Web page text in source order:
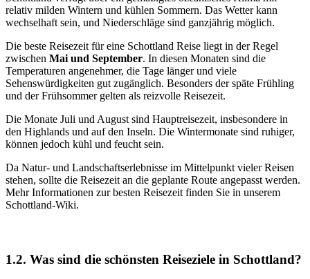
relativ milden Wintern und kühlen Sommern. Das Wetter kann
wechselhaft sein, und Niederschläge sind ganzjährig möglich.
Die beste Reisezeit für eine Schottland Reise liegt in der Regel
zwischen Mai und September. In diesen Monaten sind die
Temperaturen angenehmer, die Tage länger und viele
Sehenswürdigkeiten gut zugänglich. Besonders der späte Frühling
und der Frühsommer gelten als reizvolle Reisezeit.
Die Monate Juli und August sind Hauptreisezeit, insbesondere in
den Highlands und auf den Inseln. Die Wintermonate sind ruhiger,
können jedoch kühl und feucht sein.
Da Natur- und Landschaftserlebnisse im Mittelpunkt vieler Reisen
stehen, sollte die Reisezeit an die geplante Route angepasst werden.
Mehr Informationen zur besten Reisezeit finden Sie in unserem
Schottland-Wiki.
1.2. Was sind die schönsten Reiseziele in Schottland?